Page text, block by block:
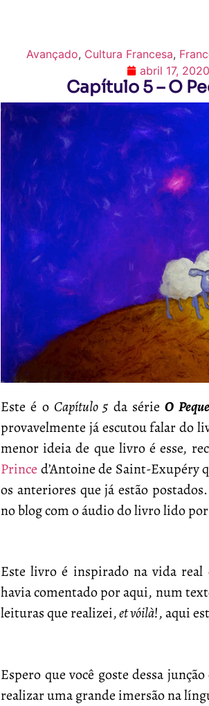
Avançado, Cultura Francesa,
abril 17, 2020
Capítulo 5 – O
Este é o Capítulo 5 da sérieO
provavelmente já escutou falar do
menor ideia de que livro é esse,
Prince d’Antoine de Saint-Exupéry
os anteriores que já estão
no blog com o áudio do livro lido
Este livro é inspirado na vida
havia comentado por aqui, num
leituras que realizei,et vóilà!, aqui
Espero que você goste dessa
realizar uma grande imersão na